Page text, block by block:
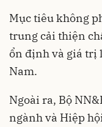
Mục tiêu không
trung cải thiện
ổn định và giá trị
Nam.
Ngoài ra, Bộ
ngành và Hiệp